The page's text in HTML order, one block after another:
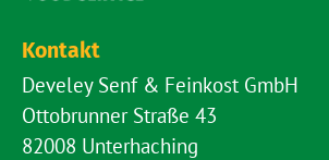
Kontakt
Develey Senf & Feinkost GmbH
Ottobrunner Straße 43
82008 Unterhaching